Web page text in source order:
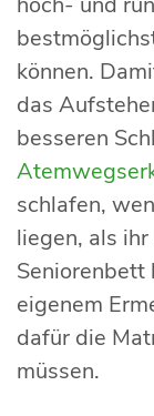
können.
das
besseren
schlafen,
liegen, als
Seniorenbett
eigenem
dafür die
müssen.